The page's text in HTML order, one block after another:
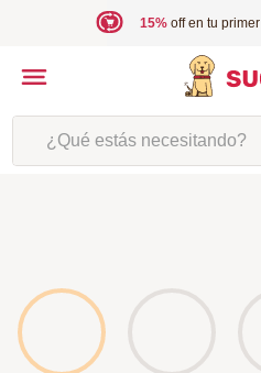
15%off en tu primer
¿Qué estás necesitando?